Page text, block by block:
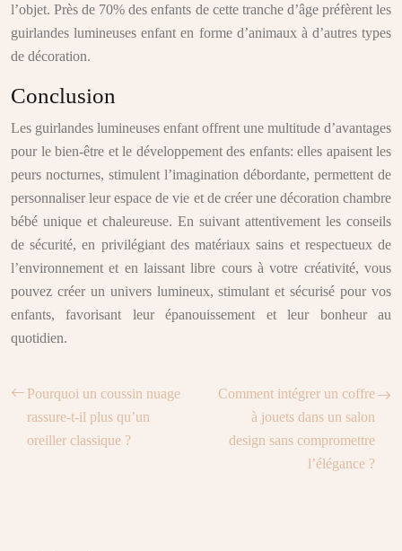
l’objet. Près de 70% des enfants de cette tranche d’âge préfèrent les
guirlandes lumineuses enfant en forme d’animaux à d’autres types
de décoration.
Conclusion
Les guirlandes lumineuses enfant offrent une multitude d’avantages
pour le bien-être et le développement des enfants: elles apaisent les
peurs nocturnes, stimulent l’imagination débordante, permettent de
personnaliser leur espace de vie et de créer une décoration chambre
bébé unique et chaleureuse. En suivant attentivement les conseils
de sécurité, en privilégiant des matériaux sains et respectueux de
l’environnement et en laissant libre cours à votre créativité, vous
pouvez créer un univers lumineux, stimulant et sécurisé pour vos
enfants, favorisant leur épanouissement et leur bonheur au
quotidien.
Pourquoi un coussin nuage
rassure-t-il plus qu’un
oreiller classique ?
Comment intégrer un coffre
à jouets dans un salon
design sans compromettre
l’élégance ?